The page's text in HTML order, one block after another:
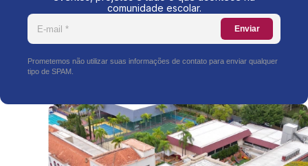
comunidade escolar.
Enviar
Prometemos não utilizar suas informações de contato para enviar qualquer
tipo de SPAM.